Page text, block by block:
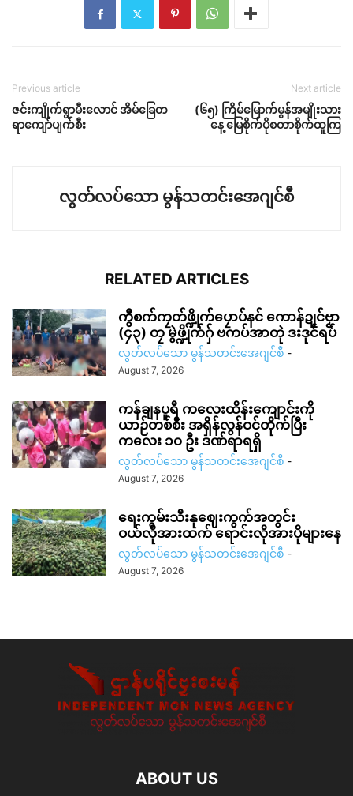
Previous article
ဇင်းကျိုက်ရွာမီးလောင် အိမ်ခြေတ
ရာကျော်ပျက်စီး
Next article
(၆၅) ကြိမ်မြောက်မွန်အမျိုးသား
နေ့ မြေစိုက်ပိုစတာစိုက်ထူကြ
လွတ်လပ်သော မွန်သတင်းအေဂျင်စီ
RELATED ARTICLES
ကွဳစက်ကၠတ်ဖ္ဍိုက်ပၠောပ်နင် ကောန်ဍုင်ဗၟာ
(၄၃) တၠ မွဲဖ္ဍိုက်ဂှ် ဗကပ်အာတုဲ ဒးဒုင်ရပ်
လွတ်လပ်သော မွန်သတင်းအေဂျင်စီ -
August 7, 2026
ကန်ချနပူရီ ကလေးထိန်းကျောင်းကို
ယာဉ်တစ်စီး အရှိန်လွန်ဝင်တိုက်ပြီး
ကလေး ၁၀ ဦး ဒဏ်ရာရရှိ
လွတ်လပ်သော မွန်သတင်းအေဂျင်စီ -
August 7, 2026
ရေးကွမ်းသီးနုဈေးကွက်အတွင်း
ဝယ်လိုအားထက် ရောင်းလိုအားပိုများနေ
လွတ်လပ်သော မွန်သတင်းအေဂျင်စီ -
August 7, 2026
ABOUT US